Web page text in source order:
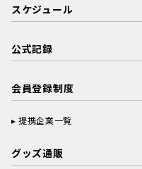
スケジュール
公式記録
会員登録制度
提携企業一覧
グッズ通販